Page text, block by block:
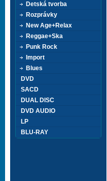
Detská tvorba
Rozprávky
New Age+Relax
Reggae+Ska
Punk Rock
Import
Blues
DVD
SACD
DUAL DISC
DVD AUDIO
LP
BLU-RAY